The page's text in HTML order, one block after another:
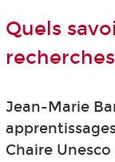
Quels
recherches
Jean-Marie
Chaire